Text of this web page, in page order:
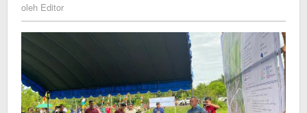
Katingan
oleh Editor